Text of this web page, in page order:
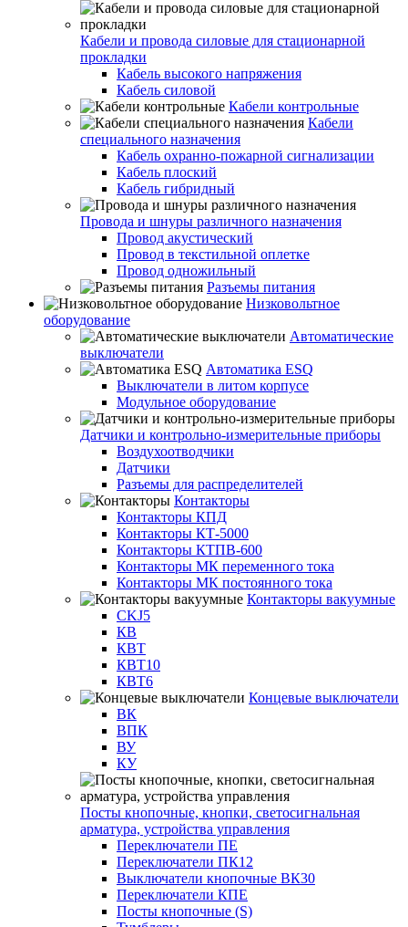
Кабели и провода силовые для стационарной
прокладки
Кабель высокого напряжения
Кабель силовой
Кабели контрольные
Кабели
специального назначения
Кабель охранно-пожарной сигнализации
Кабель плоский
Кабель гибридный
Провода и шнуры различного назначения
Провод акустический
Провод в текстильной оплетке
Провод одножильный
Разъемы питания
Низковольтное
оборудование
Автоматические
выключатели
Автоматика ESQ
Выключатели в литом корпусе
Модульное оборудование
Датчики и контрольно-измерительные приборы
Воздухоотводчики
Датчики
Разъемы для распределителей
Контакторы
Контакторы КПД
Контакторы КТ-5000
Контакторы КТПВ-600
Контакторы МК переменного тока
Контакторы МК постоянного тока
Контакторы вакуумные
CKJ5
КВ
КВТ
КВТ10
КВТ6
Концевые выключатели
ВК
ВПК
ВУ
КУ
Посты кнопочные, кнопки, светосигнальная
арматура, устройства управления
Переключатели ПЕ
Переключатели ПК12
Выключатели кнопочные ВК30
Переключатели КПЕ
Посты кнопочные (S)